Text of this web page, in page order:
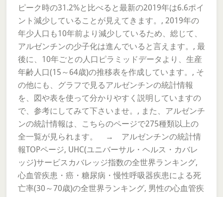
ピーク時の31.2%と比べると最新の2019年は6.6ポイ
ント減少していることが見えてきます。, 2019年の
年少人口も10年前より減少しているため、総じて、
アルゼンチンの少子化は進んでいると言えます。, 最
後に、10年ごとの人口ピラミッドデータより、生産
年齢人口(15～64歳)の推移表を作成しています。, そ
の他にも、グラフで見るアルゼンチンの統計情報
を、図や表を使って分かりやすく説明していますの
で、参考にしてみて下さいませ。, また、アルゼンチ
ンの統計情報は、こちらのページで275種類以上の
全一覧が見られます。 → アルゼンチンの統計情
報TOPページ, UHC(ユニバーサル・ヘルス・カバレ
ッジ)サービスカバレッジ指数の全世界ランキング,
心血管疾患・癌・糖尿病・慢性呼吸器疾患による死
亡率(30～70歳)の全世界ランキング, 男性の心血管疾